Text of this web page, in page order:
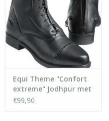
Equi Theme "Confort
extreme" Jodhpur met
veters
€99,90